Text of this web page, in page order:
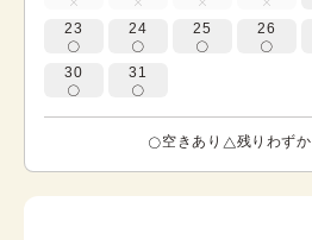
23 24 25 26
30 31
空きあり 残りわずか